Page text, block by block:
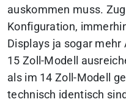
auskommen muss.
Konfiguration,
Displays ja sogar
15 Zoll-Modell
als im 14 Zoll-Modell
technisch identisch